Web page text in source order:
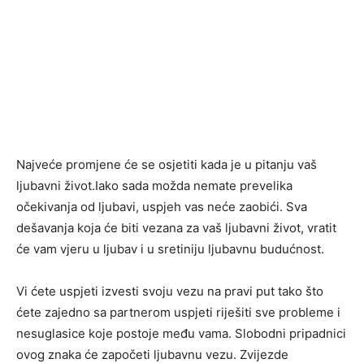
Najveće promjene će se osjetiti kada je u pitanju vaš
ljubavni život.Iako sada možda nemate prevelika
očekivanja od ljubavi, uspjeh vas neće zaobići. Sva
dešavanja koja će biti vezana za vaš ljubavni život, vratit
će vam vjeru u ljubav i u sretiniju ljubavnu budućnost.
Vi ćete uspjeti izvesti svoju vezu na pravi put tako što
ćete zajedno sa partnerom uspjeti riješiti sve probleme i
nesuglasice koje postoje među vama. Slobodni pripadnici
ovog znaka će započeti ljubavnu vezu. Zvijezde